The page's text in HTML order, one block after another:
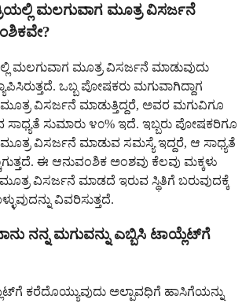
ಮಲಗುವಾಗ ಮೂತ್ರ ವಿಸರ್ಜನೆ
ಮಲಗುವಾಗ ಮೂತ್ರ ವಿಸರ್ಜನೆ ಮಾಡುವುದು
ಒಬ್ಬ ಪೋಷಕರು ಮಗುವಾಗಿದ್ದಾಗ
ವಿಸರ್ಜನೆ ಮಾಡುತ್ತಿದ್ದರೆ, ಅವರ ಮಗುವಿಗೂ
ಸುಮಾರು ೪೦% ಇದೆ. ಇಬ್ಬರು ಪೋಷಕರಿಗೂ
ವಿಸರ್ಜನೆ ಮಾಡುವ ಸಮಸ್ಯೆ ಇದ್ದರೆ, ಆ ಸಾಧ್ಯತೆ
ಈ ಆನುವಂಶಿಕ ಅಂಶವು ಕೆಲವು ಮಕ್ಕಳು
ವಿಸರ್ಜನೆ ಮಾಡದೆ ಇರುವ ಸ್ಥಿತಿಗೆ ಬರುವುದಕ್ಕೆ
ವಿವರಿಸುತ್ತದೆ.
ನನ್ನ ಮಗುವನ್ನು ಎಬ್ಬಿಸಿ ಟಾಯ್ಲೆಟ್‌ಗೆ
ಕರೆದೊಯ್ಯುವುದು ಅಲ್ಪಾವಧಿಗೆ ಹಾಸಿಗೆಯನ್ನು